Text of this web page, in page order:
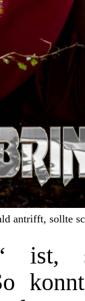
antrifft, sollte